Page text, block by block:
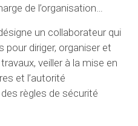
de l’organisation…
un collaborateur qui
diriger, organiser et
veiller à la mise en
et l’autorité
règles de sécurité